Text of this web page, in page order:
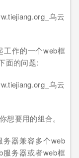
工作的一个web框
面的问题:
想要用的组合。
务器兼容多个web
服务器或者web框